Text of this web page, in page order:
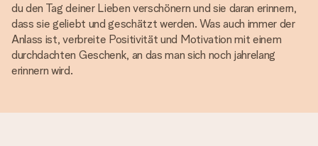
du den Tag deiner Lieben verschönern und sie daran erinnern,
dass sie geliebt und geschätzt werden. Was auch immer der
Anlass ist, verbreite Positivität und Motivation mit einem
durchdachten Geschenk, an das man sich noch jahrelang
erinnern wird.